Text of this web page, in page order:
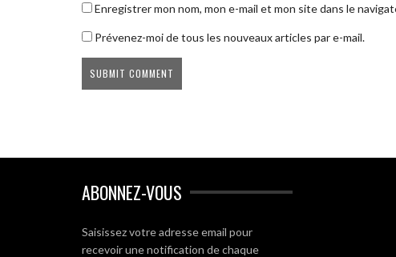
Enregistrer mon nom, mon e-mail et mon site dans le
Prévenez-moi de tous les nouveaux articles par e-mail.
ABONNEZ-VOUS
Saisissez votre adresse email pour
recevoir une notification de chaque